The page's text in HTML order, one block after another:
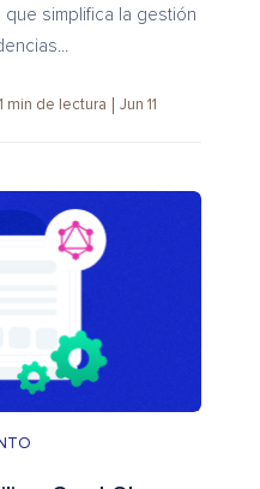
que simplifica la gestión
min de lectura Jun 11